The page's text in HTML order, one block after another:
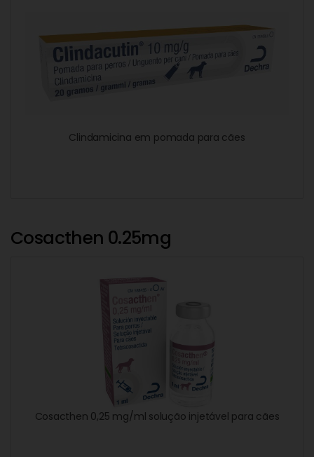
Clindamicina em pomada para cães
Cosacthen 0.25mg
Cosacthen 0,25 mg/ml solução injetável para cães